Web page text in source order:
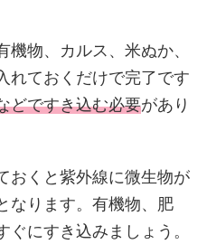
物、カルス、米ぬか、
れておくだけで完了です
どですき込む必要があり
おくと紫外線に微生物が
なります。有機物、肥
にすき込みましょう。